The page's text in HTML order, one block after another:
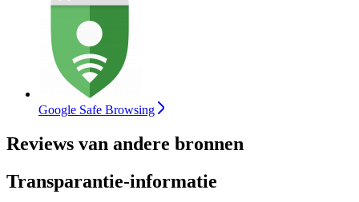
Google Safe Browsing
Reviews van andere bronnen
Transparantie-informatie